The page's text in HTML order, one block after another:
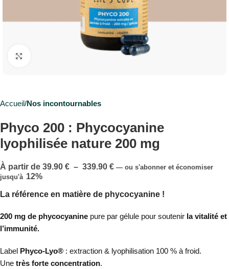
Accueil Nos incontournables
Phyco 200 : Phycocyanine
lyophilisée nature 200 mg
À partir de 39.90 € – 339.90 € — ou s'abonner et économiser
jusqu'à 12%
La référence en matière de phycocyanine !
200 mg de phycocyanine pure par gélule pour soutenir la vitalité et
l’immunité.
Label Phyco-Lyo® : extraction & lyophilisation 100 % à froid.
Une très forte concentration.